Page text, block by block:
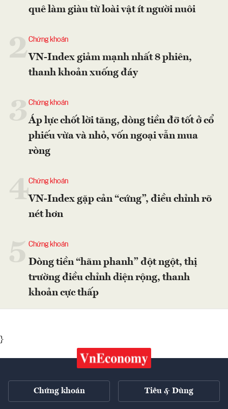
quê làm giàu từ loài vật ít người nuôi
2Chứng khoán
VN-Index giảm mạnh nhất 8 phiên,
thanh khoản xuống đáy
Chứng khoán
Áp lực chốt lời tăng, dòng tiền đỡ tốt ở cổ
phiếu vừa và nhỏ, vốn ngoại vẫn mua
ròng
4Chứng khoán
VN-Index gặp cản “cứng”, điều chỉnh rõ
nét hơn
Chứng khoán
Dòng tiền “hãm phanh” đột ngột, thị
trường điều chỉnh diện rộng, thanh
khoản cực thấp
}
Chứng khoán Tiêu & Dùng